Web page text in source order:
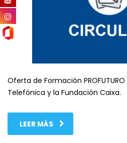
Oferta de Formación
Telefónica y la Fundación Caixa.
LEER MÁS